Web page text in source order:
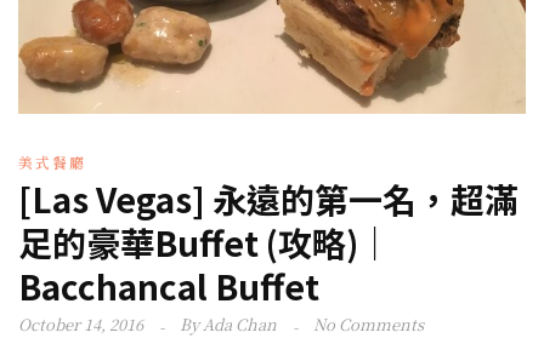
美式餐廳
[Las Vegas] 永遠的第一名，超滿
足的豪華Buffet (攻略)｜
Bacchancal Buffet
October 14, 2016 ByAda Chan No Comments